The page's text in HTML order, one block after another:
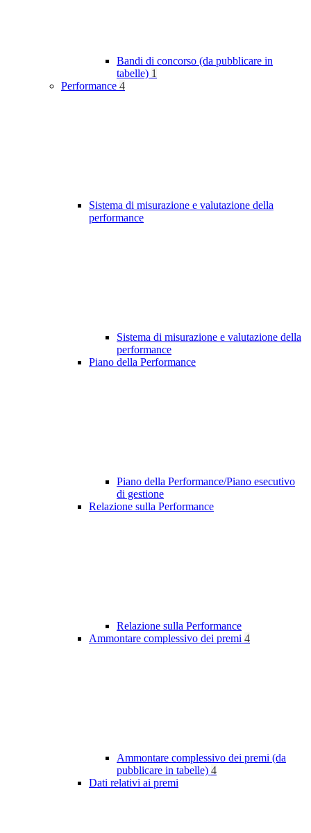
Bandi di concorso (da pubblicare in
tabelle) 1
Performance 4
Sistema di misurazione e valutazione della
performance
Sistema di misurazione e valutazione della
performance
Piano della Performance
Piano della Performance/Piano esecutivo
di gestione
Relazione sulla Performance
Relazione sulla Performance
Ammontare complessivo dei premi 4
Ammontare complessivo dei premi (da
pubblicare in tabelle) 4
Dati relativi ai premi